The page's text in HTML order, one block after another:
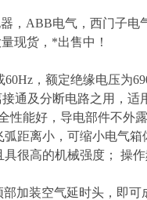
，ABB电气，西门子电
现货，*出售中！
，额定绝缘电压为
通及分断电路之用，适
性能好，导电部件不外
距离小，可缩小电气
很高的机械强度； 操作
加装空气延时头，即可